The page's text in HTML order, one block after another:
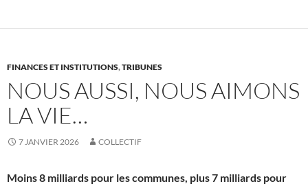
FINANCES ET INSTITUTIONS,TRIBUNES
NOUS AUSSI, NOUS AIMONS
LA VIE…
7 JANVIER 2026 COLLECTIF
Moins 8 milliards pour les communes, plus 7 milliards pour